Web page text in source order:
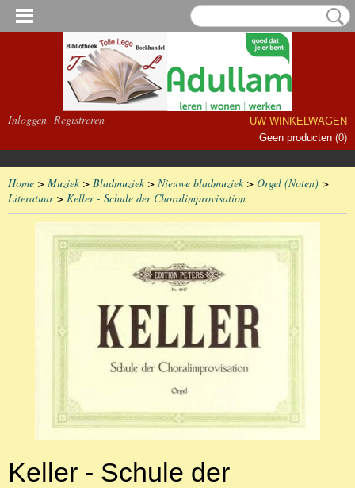
Inloggen Registreren
UW WINKELWAGEN
Geen producten (0)
Home > Muziek> Bladmuziek> Nieuwe bladmuziek> Orgel (Noten) >
Literatuur> Keller - Schule der Choralimprovisation
Keller - Schule der